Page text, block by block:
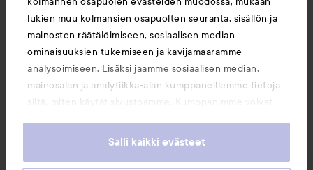
lukien muu kolmansien osapuolten seuranta, sisällön ja
mainosten räätälöimiseen, sosiaalisen median
ominaisuuksien tukemiseen ja kävijämäärämme
analysoimiseen. Lisäksi jaamme sosiaalisen median,
mainosalan ja analytiikka-alan kumppaneillemme tietoja
heille tai joita on kerätty, kun olet käyttänyt heidän
Salli kaikki evästeet
Saattaisit myös tykätä